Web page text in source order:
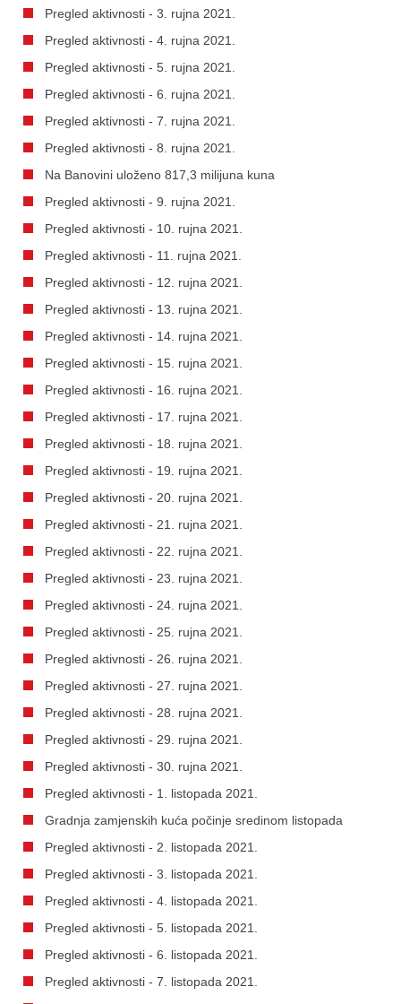
Pregled aktivnosti - 3. rujna 2021.
Pregled aktivnosti - 4. rujna 2021.
Pregled aktivnosti - 5. rujna 2021.
Pregled aktivnosti - 6. rujna 2021.
Pregled aktivnosti - 7. rujna 2021.
Pregled aktivnosti - 8. rujna 2021.
Na Banovini uloženo 817,3 milijuna kuna
Pregled aktivnosti - 9. rujna 2021.
Pregled aktivnosti - 10. rujna 2021.
Pregled aktivnosti - 11. rujna 2021.
Pregled aktivnosti - 12. rujna 2021.
Pregled aktivnosti - 13. rujna 2021.
Pregled aktivnosti - 14. rujna 2021.
Pregled aktivnosti - 15. rujna 2021.
Pregled aktivnosti - 16. rujna 2021.
Pregled aktivnosti - 17. rujna 2021.
Pregled aktivnosti - 18. rujna 2021.
Pregled aktivnosti - 19. rujna 2021.
Pregled aktivnosti - 20. rujna 2021.
Pregled aktivnosti - 21. rujna 2021.
Pregled aktivnosti - 22. rujna 2021.
Pregled aktivnosti - 23. rujna 2021.
Pregled aktivnosti - 24. rujna 2021.
Pregled aktivnosti - 25. rujna 2021.
Pregled aktivnosti - 26. rujna 2021.
Pregled aktivnosti - 27. rujna 2021.
Pregled aktivnosti - 28. rujna 2021.
Pregled aktivnosti - 29. rujna 2021.
Pregled aktivnosti - 30. rujna 2021.
Pregled aktivnosti - 1. listopada 2021.
Gradnja zamjenskih kuća počinje sredinom listopada
Pregled aktivnosti - 2. listopada 2021.
Pregled aktivnosti - 3. listopada 2021.
Pregled aktivnosti - 4. listopada 2021.
Pregled aktivnosti - 5. listopada 2021.
Pregled aktivnosti - 6. listopada 2021.
Pregled aktivnosti - 7. listopada 2021.